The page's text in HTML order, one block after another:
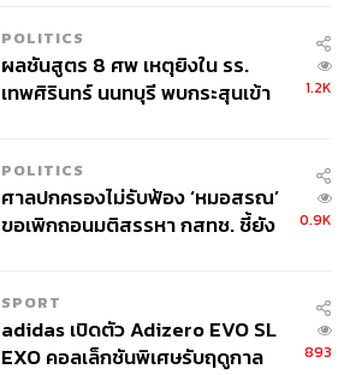
POLITICS
ผลชันสูตร 8 ศพ เหตุยิงใน รร.
เทพศิรินทร์ นนทบุรี พบกระสุนเข้า
1.2K
POLITICS
ศาลปกครองไม่รับฟ้อง ‘หมอสรณ’
ขอเพิกถอนมติสรรหา กสทช. ชี้ยัง
0.9K
SPORT
adidas เปิดตัว Adizero EVO SL
EXO คอลเล็กชันพิเศษรับฤดูกาล
893